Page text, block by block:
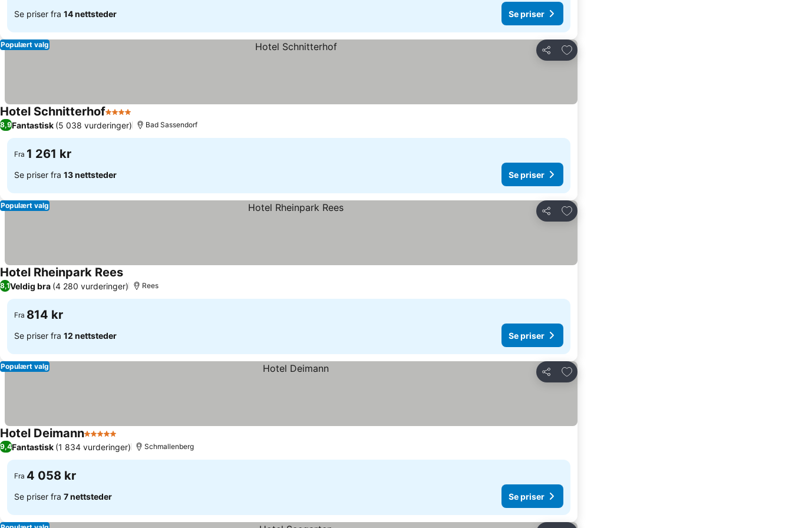
Se priser fra 14 nettsteder Se priser
Del
Legg til i favoritter
Populært valg
Hotel Schnitterhof4 Stjerner
8,9Fantastisk (5 038 vurderinger) Bad Sassendorf
Fra 1 261 kr
Se priser fra 13 nettsteder Se priser
Del
Legg til i favoritter
Populært valg
Hotel Rheinpark Rees
8,1Veldig bra (4 280 vurderinger) Rees
Fra 814 kr
Se priser fra 12 nettsteder Se priser
Del
Legg til i favoritter
Populært valg
Hotel Deimann5 Stjerner
9,4Fantastisk (1 834 vurderinger) Schmallenberg
Fra 4 058 kr
Se priser fra 7 nettsteder Se priser